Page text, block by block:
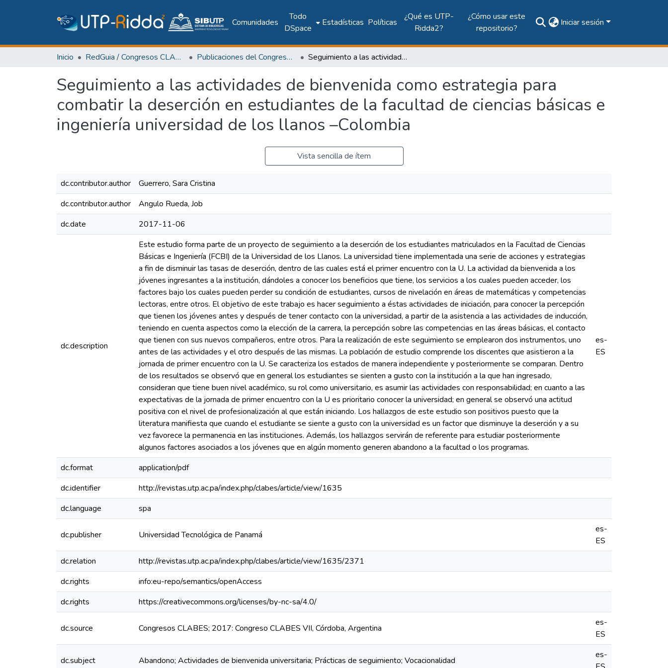
Comunidades
Todo
DSpace
Estadísticas Políticas
¿Qué es UTP-
Ridda2?
¿Cómo usar este
repositorio?
Iniciar sesión
Inicio RedGuia / Congresos CLABES Publicaciones del Congreso Internacional CLABES Seguimiento a las actividades de bienvenida como estrategia para combatir la deserción en estudiantes de la facultad de ciencias básicas e ingeniería universidad de los llanos –Colombia
Seguimiento a las actividades de bienvenida como estrategia para
combatir la deserción en estudiantes de la facultad de ciencias básicas e
ingeniería universidad de los llanos –Colombia
Vista sencilla de ítem
dc.contributor.author
Guerrero, Sara Cristina
dc.contributor.author
Angulo Rueda, Job
dc.date
2017-11-06
dc.description
Este estudio forma parte de un proyecto de seguimiento a la deserción de los estudiantes matriculados en la Facultad de Ciencias
Básicas e Ingeniería (FCBI) de la Universidad de los Llanos. La universidad tiene implementada una serie de acciones y estrategias
a fin de disminuir las tasas de deserción, dentro de las cuales está el primer encuentro con la U. La actividad da bienvenida a los
jóvenes ingresantes a la institución, dándoles a conocer los beneficios que tiene, los servicios a los cuales pueden acceder, los
factores bajo los cuales pueden perder su condición de estudiantes, cursos de nivelación en áreas de matemáticas y competencias
lectoras, entre otros. El objetivo de este trabajo es hacer seguimiento a éstas actividades de iniciación, para conocer la percepción
que tienen los jóvenes antes y después de tener contacto con la universidad, a partir de la asistencia a las actividades de inducción,
teniendo en cuenta aspectos como la elección de la carrera, la percepción sobre las competencias en las áreas básicas, el contacto
que tienen con sus nuevos compañeros, entre otros. Para la realización de este seguimiento se emplearon dos instrumentos, uno
antes de las actividades y el otro después de las mismas. La población de estudio comprende los discentes que asistieron a la
jornada de primer encuentro con la U. Se caracteriza los estados de manera independiente y posteriormente se comparan. Dentro
de los resultados se observó que en general los estudiantes se sienten a gusto con la institución a la que han ingresado,
consideran que tiene buen nivel académico, su rol como universitario, es asumir las actividades con responsabilidad; en cuanto a las
expectativas de la jornada de primer encuentro con la U es prioritario conocer la universidad; en general se observó una actitud
positiva con el nivel de profesionalización al que están iniciando. Los hallazgos de este estudio son positivos puesto que la
literatura manifiesta que cuando el estudiante se siente a gusto con la universidad es un factor que disminuye la deserción y a su
vez favorece la permanencia en las instituciones. Además, los hallazgos servirán de referente para estudiar posteriormente
algunos factores asociados a los jóvenes que en algún momento generen abandono a la facultad o los programas.
es-
ES
dc.format
application/pdf
dc.identifier
http://revistas.utp.ac.pa/index.php/clabes/article/view/1635
dc.language
spa
dc.publisher Universidad Tecnológica de Panamá
es-
ES
dc.relation
http://revistas.utp.ac.pa/index.php/clabes/article/view/1635/2371
dc.rights
info:eu-repo/semantics/openAccess
dc.rights
https://creativecommons.org/licenses/by-nc-sa/4.0/
dc.source Congresos CLABES; 2017: Congreso CLABES VII, Córdoba, Argentina
es-
ES
dc.subject Abandono; Actividades de bienvenida universitaria; Prácticas de seguimiento; Vocacionalidad
es-